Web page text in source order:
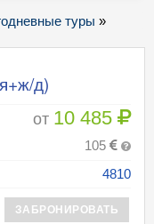
туры »
д)
от 10 485
105
4810
ЗАБРОНИРОВАТЬ